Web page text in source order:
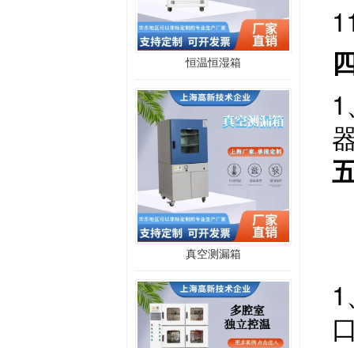
恒温恒湿箱
真空测漏箱